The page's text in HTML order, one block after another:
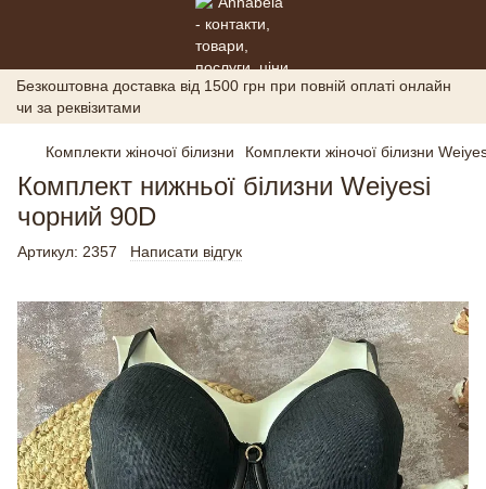
Безкоштовна доставка від 1500 грн при повній оплаті онлайн
чи за реквізитами
Комплекти жіночої білизни Комплекти жіночої білизни
Комплект нижньої білизни Weiyesi
чорний 90D
Артикул: 2357 Написати відгук